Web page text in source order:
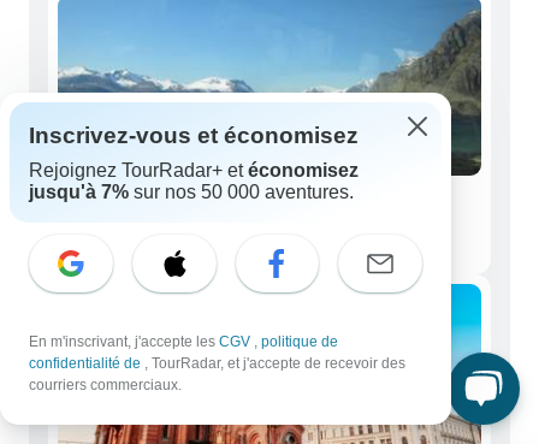
Inscrivez-vous et économisez
Rejoignez TourRadar+ etéconomisez
jusqu'à 7% sur nos 50 000 aventures.
En m'inscrivant, j'accepte les CGV , politique de
confidentialité de , TourRadar, et j'accepte de recevoir des
courriers commerciaux.